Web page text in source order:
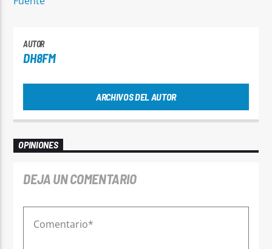
AUTOR
DH8FM
ARCHIVOS DEL AUTOR
OPINIONES
DEJA UN COMENTARIO